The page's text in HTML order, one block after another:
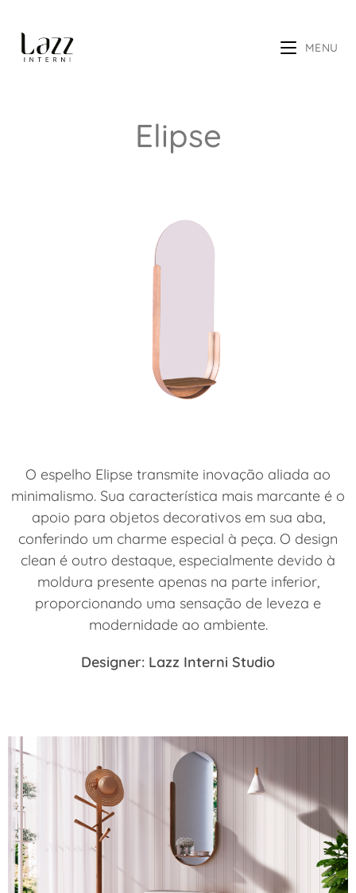
MENU
Elipse
O espelho Elipse transmite inovação aliada ao
minimalismo. Sua característica mais marcante é o
apoio para objetos decorativos em sua aba,
conferindo um charme especial à peça. O design
clean é outro destaque, especialmente devido à
moldura presente apenas na parte inferior,
proporcionando uma sensação de leveza e
modernidade ao ambiente.
Designer: Lazz Interni Studio